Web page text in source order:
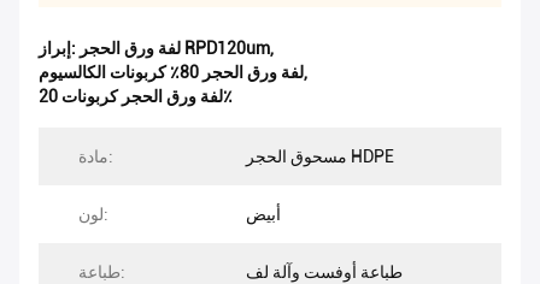
إبراز: لفة ورق الحجر RPD120um,
لفة ورق الحجر 80٪ كربونات الكالسيوم,
لفة ورق الحجر كربونات 20٪
مادة: مسحوق الحجر HDPE
لون: أبيض
طباعة: طباعة أوفست وآلة لف